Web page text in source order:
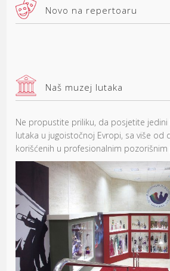
Novo na repertoaru
Naš muzej lutaka
Ne propustite priliku, da posjetite jedini
lutaka u jugoistočnoj Evropi, sa više od
korišćenih u profesionalnim